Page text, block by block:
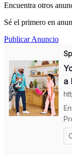
Encuentra otros
Sé el primero en
Publicar Anuncio